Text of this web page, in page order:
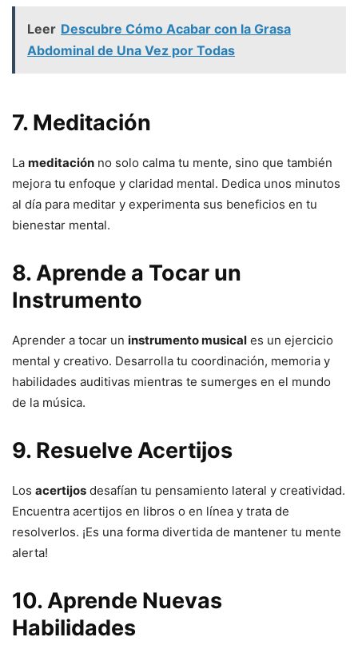
Leer Descubre Cómo Acabar con la Grasa
Abdominal de Una Vez por Todas
7. Meditación
La meditación no solo calma tu mente, sino que también
mejora tu enfoque y claridad mental. Dedica unos minutos
al día para meditar y experimenta sus beneficios en tu
bienestar mental.
8. Aprende a Tocar un
Instrumento
Aprender a tocar un instrumento musical es un ejercicio
mental y creativo. Desarrolla tu coordinación, memoria y
habilidades auditivas mientras te sumerges en el mundo
de la música.
9. Resuelve Acertijos
Los acertijos desafían tu pensamiento lateral y creatividad.
Encuentra acertijos en libros o en línea y trata de
resolverlos. ¡Es una forma divertida de mantener tu mente
alerta!
10. Aprende Nuevas
Habilidades